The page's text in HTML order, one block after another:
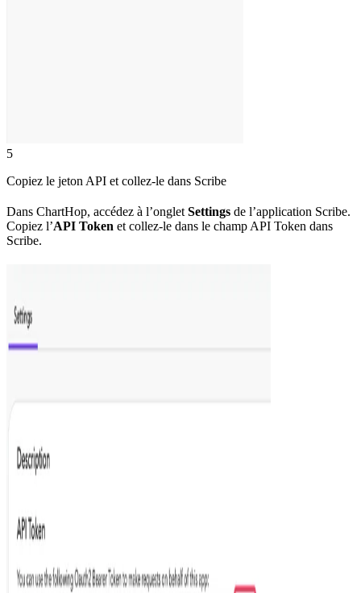
5
Copiez le jeton API et collez-le dans Scribe
Dans ChartHop, accédez à l’onglet Settings de l’application Scribe.
Copiez l’API Token et collez-le dans le champ API Token dans
Scribe.